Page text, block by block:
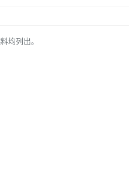
均列出。